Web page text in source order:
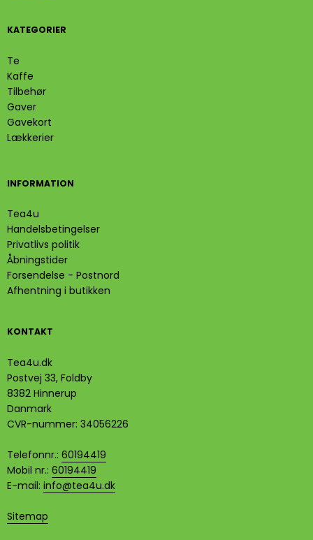
KATEGORIER
Te
Kaffe
Tilbehør
Gaver
Gavekort
Lækkerier
INFORMATION
Tea4u
Handelsbetingelser
Privatlivs politik
Åbningstider
Forsendelse - Postnord
Afhentning i butikken
KONTAKT
Tea4u.dk
Postvej 33, Foldby
8382 Hinnerup
Danmark
CVR-nummer: 34056226
Telefonnr.: 60194419
Mobil nr.: 60194419
E-mail: info@tea4u.dk
Sitemap